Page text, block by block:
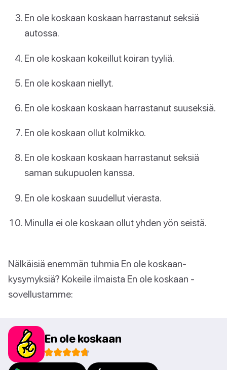
En ole koskaan koskaan harrastanut seksiä
autossa.
En ole koskaan kokeillut koiran tyyliä.
En ole koskaan niellyt.
En ole koskaan koskaan harrastanut suuseksiä.
En ole koskaan ollut kolmikko.
En ole koskaan koskaan harrastanut seksiä
saman sukupuolen kanssa.
En ole koskaan suudellut vierasta.
Minulla ei ole koskaan ollut yhden yön seistä.
Nälkäisiä enemmän tuhmia En ole koskaan-
kysymyksiä? Kokeile ilmaista En ole koskaan -
sovellustamme:
En ole koskaan